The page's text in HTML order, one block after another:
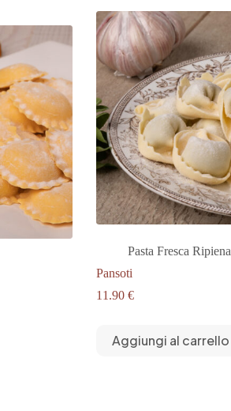
Pasta Fresca Ripiena
Pansoti
11.90 €
Aggiungi al carrello